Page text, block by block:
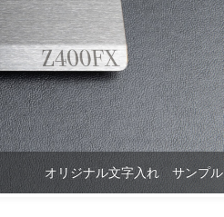
オリジナル文字入れ サンプル